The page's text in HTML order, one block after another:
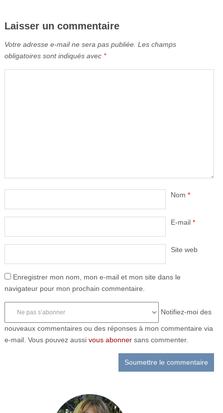
Laisser un commentaire
Votre adresse e-mail ne sera pas publiée. Les champs
obligatoires sont indiqués avec *
Nom *
E-mail *
Site web
Enregistrer mon nom, mon e-mail et mon site dans le
navigateur pour mon prochain commentaire.
Notifiez-moi des
nouveaux commentaires ou des réponses à mon commentaire via
e-mail. Vous pouvez aussi vous abonnersans commenter.